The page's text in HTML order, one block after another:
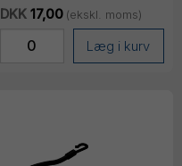
DKK 17,00 (ekskl. moms)
Læg i kurv